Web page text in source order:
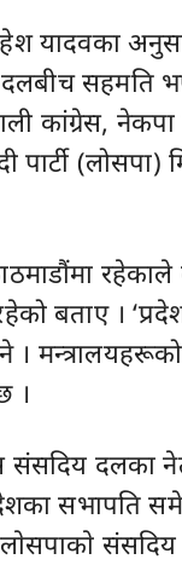
यादवका
दलबीच सहमति
कांग्रेस, नेकपा
पार्टी
बताए ।
।
।
संसदिय दलका
सभापति
लाेसपाकाे